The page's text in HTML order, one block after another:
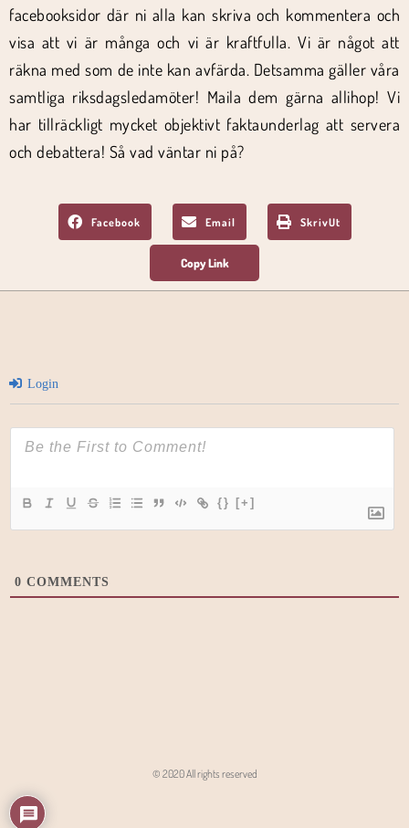
facebooksidor där ni alla kan skriva och kommentera och
visa att vi är många och vi är kraftfulla. Vi är något att
räkna med som de inte kan avfärda. Detsamma gäller våra
samtliga riksdagsledamöter! Maila dem gärna allihop! Vi
har tillräckligt mycket objektivt faktaunderlag att servera
och debattera! Så vad väntar ni på?
Facebook Email SkrivUt
Login
{} [+]
0 COMMENTS
© 2020 All rights reserved